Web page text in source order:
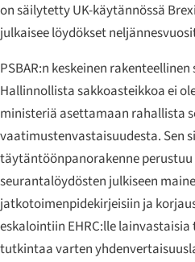
on säilytetty UK-käytännössä
julkaisee löydökset
PSBAR:n keskeinen
Hallinnollista sakko­asteikkoa ei
ministeriä asettamaan rahallista
vaatimustenvastaisuudesta. Sen
täytäntöönpanorakenne
seurantalöydösten julkiseen
jatkotoimenpide­kirjeisiin ja
eskalointiin EHRC:lle
tutkintaa varten